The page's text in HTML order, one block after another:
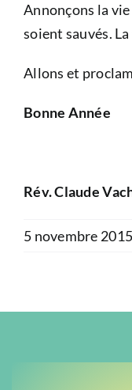
Annonçons la
soient sauvés.
Allons et
Bonne Année
Rév. Claude
5 novembre 2015